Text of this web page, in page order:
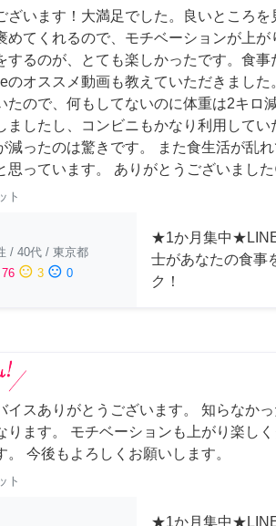
ざいます！大満足でした。良いところを
めてくれるので、モチベーションが上が
するのが、とても楽しかったです。食事
のオススメ動画も教えていただきました
たので、何もしてないのに体重は2キロ
ましたし、コンビニもかなり利用してい
減ったのは驚きです。 また食生活が乱
思っています。 ありがとうございまし
ト
/ 40代 / 東京都
76 sentiment_neutral 3 sentiment_dissatisfied 0
★1か月集中
士があなたの食事
ク！
イスありがとうございます。 知らなか
ります。 モチベーションも上がり楽しく
。 今後もよろしくお願いします。
ト
★1か月集中